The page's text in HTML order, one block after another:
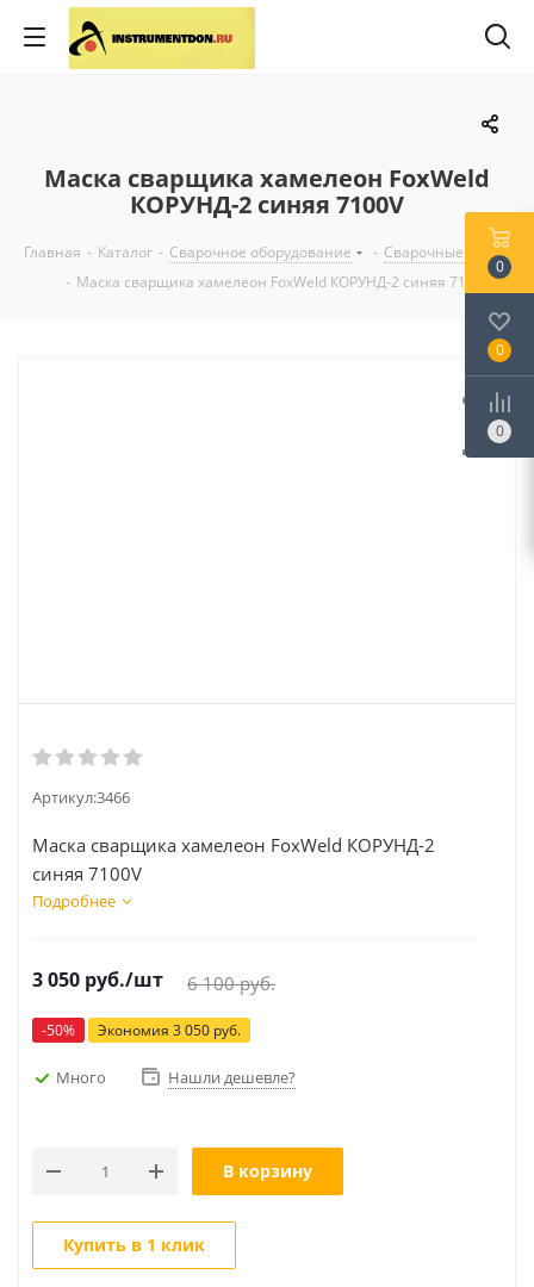
Маска сварщика хамелеон FoxWeld
КОРУНД-2 синяя 7100V
Главная - Каталог - Сварочное оборудование - Сварочные маски
- Маска сварщика хамелеон FoxWeld КОРУНД-2 синяя 7100V
Артикул:3466
Маска сварщика хамелеон FoxWeld КОРУНД-2
синяя 7100V
Подробнее
3 050 руб./шт 6 100руб.
-50% Экономия 3 050 руб.
Много Нашли дешевле?
В корзину
Купить в 1 клик
0
0
0